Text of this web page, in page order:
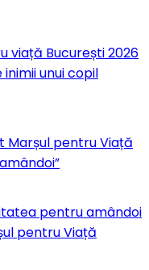
viață București 2026
unui copil
pentru Viață
pentru amândoi
pentru Viață